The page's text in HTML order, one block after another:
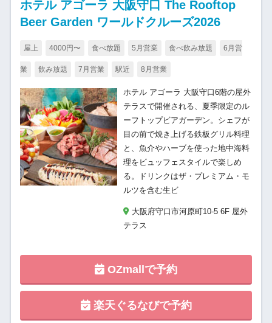
ホテル アゴーラ 大阪守口 The Rooftop
Beer Garden ワールドクルーズ2026
屋上 4000円〜 食べ放題 5月営業 食べ飲み放題 6月営
業 飲み放題 7月営業 駅近 8月営業
ホテル アゴーラ 大阪守口6階の屋外
テラスで開催される、夏季限定のル
ーフトップビアガーデン。シェフが
目の前で焼き上げる鉄板グリル料理
と、魚介やハーブを使った地中海料
理をビュッフェスタイルで楽しめ
る。ドリンクはザ・プレミアム・モ
ルツを含む生ビ
大阪府守口市河原町10-5 6F 屋外
テラス
OZmallで予約
楽天ぐるなびで予約